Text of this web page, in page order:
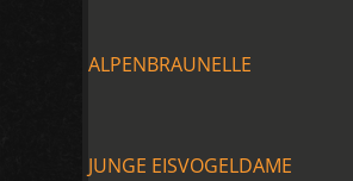
ALPENBRAUNELLE
JUNGE EISVOGELDAME